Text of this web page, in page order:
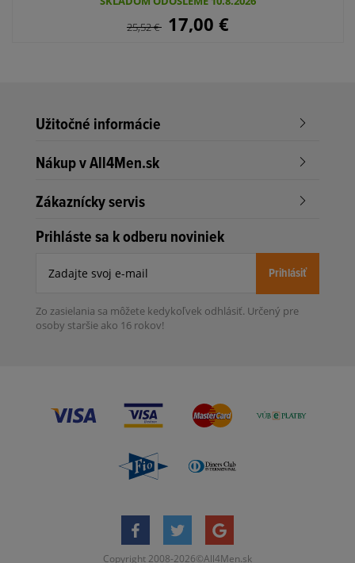
25,52€ 17,00 €
Užitočné informácie
Nákup v All4Men.sk
Zákaznícky servis
Prihláste sa k odberu noviniek
Prihlásiť
Zo zasielania sa môžete kedykoľvek odhlásiť. Určený pre
osoby staršie ako 16 rokov!
Copyright 2008-2026©All4Men.sk